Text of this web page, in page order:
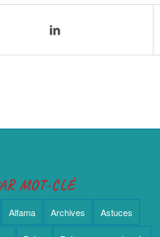
MOT-CLÉ
Alfama Archives Astuces